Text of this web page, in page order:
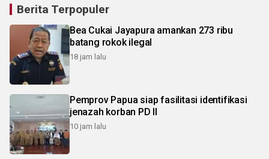
Berita Terpopuler
Bea Cukai Jayapura amankan 273 ribu
batang rokok ilegal
18 jam lalu
Pemprov Papua siap fasilitasi identifikasi
jenazah korban PD II
10 jam lalu